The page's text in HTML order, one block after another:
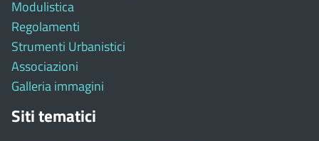
Modulistica
Regolamenti
Strumenti Urbanistici
Associazioni
Galleria immagini
Siti tematici